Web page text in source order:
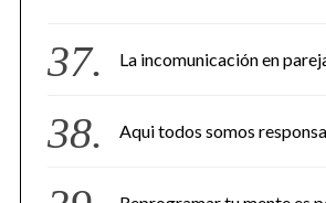
La incomunicación en
Aqui todos somos